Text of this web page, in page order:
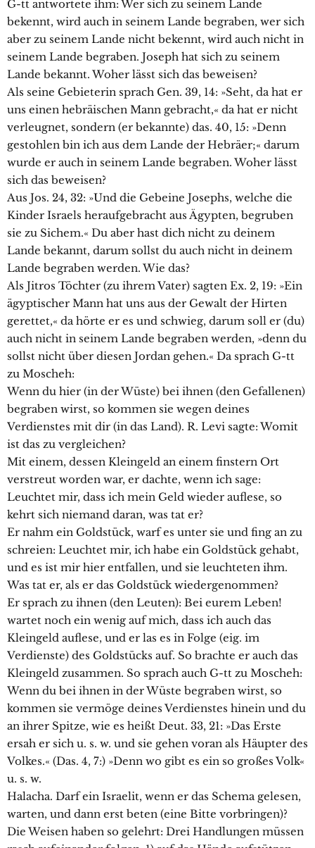
G-tt antwortete ihm: Wer sich zu seinem Lande
bekennt, wird auch in seinem Lande begraben, wer sich
aber zu seinem Lande nicht bekennt, wird auch nicht in
seinem Lande begraben. Joseph hat sich zu seinem
Lande bekannt. Woher lässt sich das beweisen?
Als seine Gebieterin sprach Gen. 39, 14: »Seht, da hat er
uns einen hebräischen Mann gebracht,« da hat er nicht
verleugnet, sondern (er bekannte) das. 40, 15: »Denn
gestohlen bin ich aus dem Lande der Hebräer;« darum
wurde er auch in seinem Lande begraben. Woher lässt
sich das beweisen?
Aus Jos. 24, 32: »Und die Gebeine Josephs, welche die
Kinder Israels heraufgebracht aus Ägypten, begruben
sie zu Sichem.« Du aber hast dich nicht zu deinem
Lande bekannt, darum sollst du auch nicht in deinem
Lande begraben werden. Wie das?
Als Jitros Töchter (zu ihrem Vater) sagten Ex. 2, 19: »Ein
ägyptischer Mann hat uns aus der Gewalt der Hirten
gerettet,« da hörte er es und schwieg, darum soll er (du)
auch nicht in seinem Lande begraben werden, »denn du
sollst nicht über diesen Jordan gehen.« Da sprach G-tt
zu Moscheh:
Wenn du hier (in der Wüste) bei ihnen (den Gefallenen)
begraben wirst, so kommen sie wegen deines
Verdienstes mit dir (in das Land). R. Levi sagte: Womit
ist das zu vergleichen?
Mit einem, dessen Kleingeld an einem finstern Ort
verstreut worden war, er dachte, wenn ich sage:
Leuchtet mir, dass ich mein Geld wieder auflese, so
kehrt sich niemand daran, was tat er?
Er nahm ein Goldstück, warf es unter sie und fing an zu
schreien: Leuchtet mir, ich habe ein Goldstück gehabt,
und es ist mir hier entfallen, und sie leuchteten ihm.
Was tat er, als er das Goldstück wiedergenommen?
Er sprach zu ihnen (den Leuten): Bei eurem Leben!
wartet noch ein wenig auf mich, dass ich auch das
Kleingeld auflese, und er las es in Folge (eig. im
Verdienste) des Goldstücks auf. So brachte er auch das
Kleingeld zusammen. So sprach auch G-tt zu Moscheh:
Wenn du bei ihnen in der Wüste begraben wirst, so
kommen sie vermöge deines Verdienstes hinein und du
an ihrer Spitze, wie es heißt Deut. 33, 21: »Das Erste
ersah er sich u. s. w. und sie gehen voran als Häupter des
Volkes.« (Das. 4, 7:) »Denn wo gibt es ein so großes Volk«
u. s. w.
Halacha. Darf ein Israelit, wenn er das Schema gelesen,
warten, und dann erst beten (eine Bitte vorbringen)?
Die Weisen haben so gelehrt: Drei Handlungen müssen